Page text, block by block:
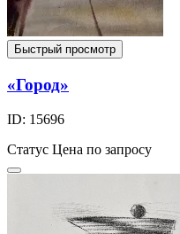
Быстрый просмотр
«Город»
ID: 15696
Статус Цена по запросу